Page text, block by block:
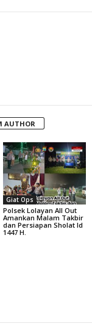
AUTHOR
Giat Ops
Polsek Lolayan All Out
Amankan Malam Takbir
dan Persiapan Sholat Id
1447 H.